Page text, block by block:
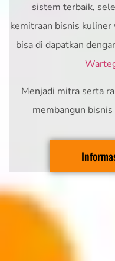
sistem terbaik,
kemitraan bisnis kuliner
bisa di dapatkan
Menjadi mitra serta
membangun